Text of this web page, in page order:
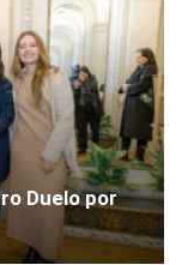
Duelo por